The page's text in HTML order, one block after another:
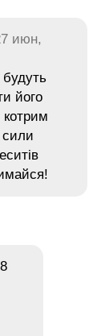
июн,
будуть
його
котрим
сили